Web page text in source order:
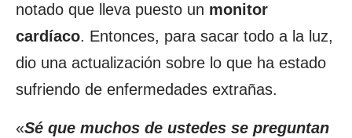
notado que lleva puesto un monitor
cardíaco. Entonces, para sacar todo a la luz,
dio una actualización sobre lo que ha estado
sufriendo de enfermedades extrañas.
«Sé que muchos de ustedes se preguntan